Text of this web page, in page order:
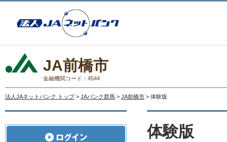
JA前橋市
金融機関コード：4544
法人JAネットバンク トップ > JAバンク群馬 > JA前橋市 > 体験版
体験版